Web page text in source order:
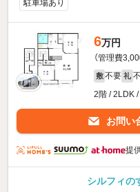
駐車場あり
6万円
（管理費
敷 不要 礼
2階 / 2LDK
お問い
提
シルフィの